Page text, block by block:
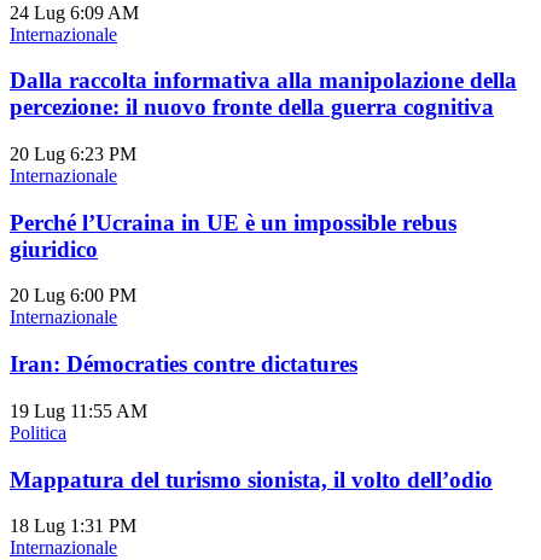
24 Lug 6:09 AM
Internazionale
Dalla raccolta informativa alla manipolazione della
percezione: il nuovo fronte della guerra cognitiva
20 Lug 6:23 PM
Internazionale
Perché l’Ucraina in UE è un impossible rebus
giuridico
20 Lug 6:00 PM
Internazionale
Iran: Démocraties contre dictatures
19 Lug 11:55 AM
Politica
Mappatura del turismo sionista, il volto dell’odio
18 Lug 1:31 PM
Internazionale